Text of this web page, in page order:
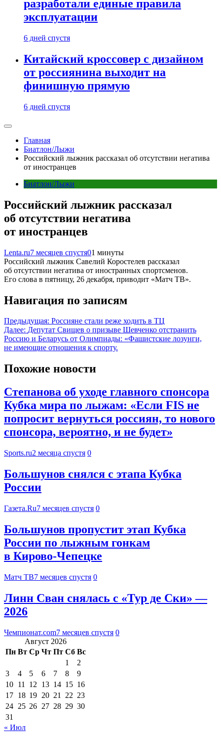
разработали единые правила
эксплуатации
6 дней спустя
Китайский кроссовер с дизайном
от россиянина выходит на
финишную прямую
6 дней спустя
Главная
Биатлон/Лыжи
Российский лыжник рассказал об отсутствии негатива
от иностранцев
Биатлон/Лыжи
Российский лыжник рассказал
об отсутствии негатива
от иностранцев
Lenta.ru7 месяцев спустя01 минуты
Российский лыжник Савелий Коростелев рассказал
об отсутствии негатива от иностранных спортсменов.
Его слова в пятницу, 26 декабря, приводит «Матч ТВ».
Навигация по записям
Предыдущая: Россияне стали реже ходить в ТЦ
Далее: Депутат Свищев о призыве Шевченко отстранить
Россию и Беларусь от Олимпиады: «Фашистские лозунги,
не имеющие отношения к спорту.
Похожие новости
Степанова об уходе главного спонсора
Кубка мира по лыжам: «Если FIS не
попросит вернуться россиян, то нового
спонсора, вероятно, и не будет»
Sports.ru2 месяца спустя 0
Большунов снялся с этапа Кубка
России
Газета.Ru7 месяцев спустя 0
Большунов пропустит этап Кубка
России по лыжным гонкам
в Кирово‑Чепецке
Матч ТВ7 месяцев спустя 0
Линн Сван снялась с «Тур де Ски» —
2026
Чемпионат.com7 месяцев спустя 0
Август 2026
Пн Вт Ср Чт Пт Сб Вс
1
2
3
4 5 6 7 8
9
10 11 12 13 14 15 16
17 18 19 20 21 22 23
24 25 26 27 28 29 30
31
« Июл